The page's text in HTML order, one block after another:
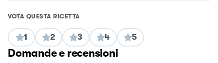
VOTA QUESTA RICETTA
1 2 3 4 5
Domande e recensioni